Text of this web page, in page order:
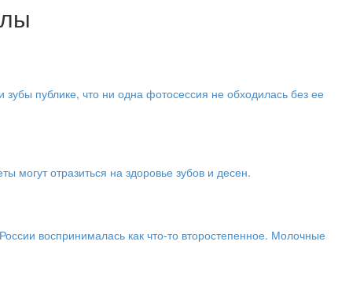
публике, что ни одна фотосессия не обходилась без ее
могут отразиться на здоровье зубов и десен.
воспринималась как что-то второстепенное. Молочные